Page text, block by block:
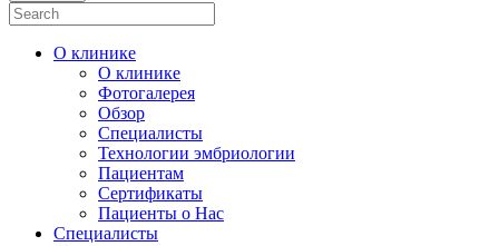
О клинике
О клинике
Фотогалерея
Обзор
Специалисты
Технологии эмбриологии
Пациентам
Сертификаты
Пациенты о Нас
Специалисты